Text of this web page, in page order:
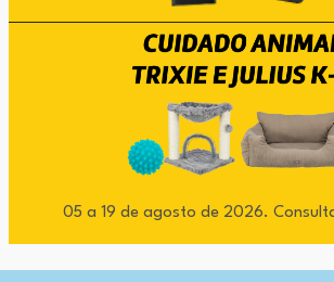
05 a 19 de agosto de 2026.